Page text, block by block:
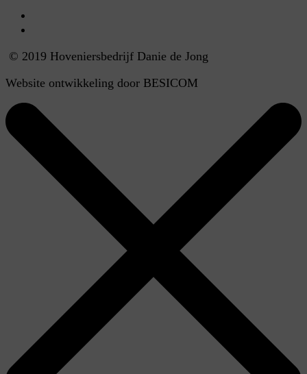
© 2019 Hoveniersbedrijf Danie de Jong
Website ontwikkeling door BESICOM